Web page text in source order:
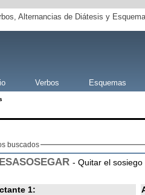
Alternancias de Diátesis y
Verbos Esquemas
buscados
- Quitar el
1: